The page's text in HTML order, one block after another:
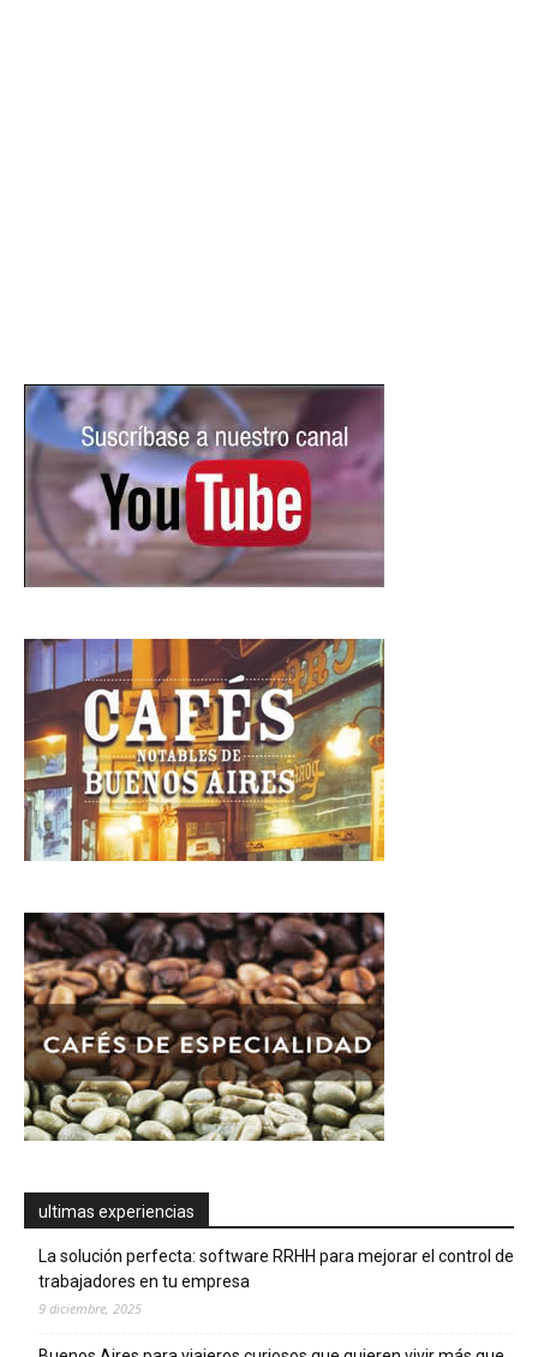
ultimas experiencias
La solución perfecta: software RRHH para mejorar el control de
trabajadores en tu empresa
9 diciembre, 2025